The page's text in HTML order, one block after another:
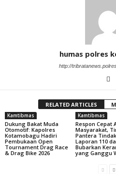
humas polres
http://
RELATED ARTICLES
Kamtibmas
Dukung Bakat Muda
Otomotif: Kapolres
Kotamobagu Hadiri
Pembukaan Open
Tournament Drag Race
& Drag Bike 2026
Kamtibmas
Respon Cepat
Masyarakat,
Pantera
Laporan 110
Bubarkan
yang Ganggu